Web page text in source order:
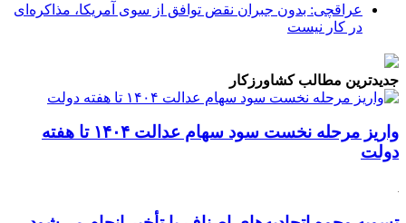
عراقچی: بدون جبران نقض توافق از سوی آمریکا، مذاکره‌ای
در کار نیست
جدیدترین مطالب کشاورزکار
واریز مرحله نخست سود سهام عدالت ۱۴۰۴ تا هفته
دولت